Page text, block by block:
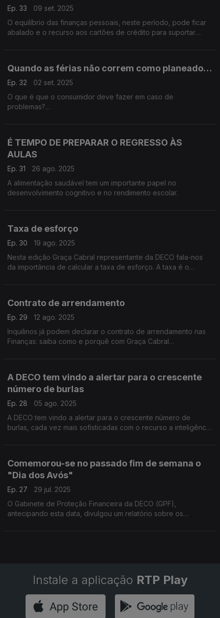
Ep. 33
09 set. 2025
O equilíbrio das finanças pessoais, neste período, pode ficar
abalado e o recurso aos cartões de crédito para suportar
Quando as férias não correm como planeado…
Ep. 32
02 set. 2025
O que é que o consumidor deve fazer em caso de
problemas?
Viagem e Turismo - provedor@provedorapavt.com - ou o
Turismo de Portugal
É TEMPO DE PREPARAR O REGRESSO ÀS
AULAS
Ep. 31
26 ago. 2025
A alimentação saudável tem um importante papel no
desenvolvimento cognitivo e no rendimento escolar.
Taxa de esforço
Ep. 30
19 ago. 2025
Nesta edição Graça Cabral representante da DECO fala-nos
da importância de calcular a taxa de esforço. A taxa é o
Contrato de arrendamento
Ep. 29
12 ago. 2025
Inquilinos já podem declarar o contrato de arrendamento nas
Finanças: saiba como e porquê com Graça Cabral
A DECO tem vindo a alertar para o crescente
número de burlas
Ep. 28
05 ago. 2025
A DECO tem vindo a alertar para o crescente número de
burlas, cada vez mais sofisticadas com o recurso a inteligência
Comemorou-se no passado fim de semana o
"Dia dos Avós"
Ep. 27
29 jul. 2025
O Gabinete de Proteção Financeira da DECO (GPF),
antecipando esta data, divulgou um relatório sobre os
Instale a aplicação RTP Play